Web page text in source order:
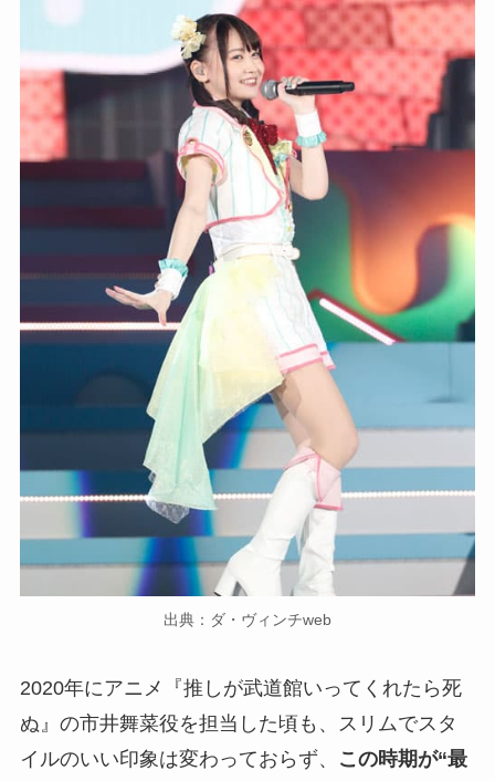
出典：ダ・ヴィンチweb
2020年にアニメ『推しが武道館いってくれたら死
ぬ』の市井舞菜役を担当した頃も、スリムでスタ
イルのいい印象は変わっておらず、
この時期が“最